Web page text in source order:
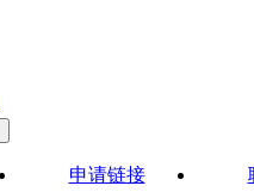
申请链接